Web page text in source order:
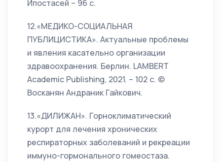
Ипостасей – 96 с.
12.«МЕДИКО-СОЦИАЛЬНАЯ
ПУБЛИЦИСТИКА». Актуальные проблемы
и явления касательно организации
здравоохранения. Берлин. LAMBERT
Academic Publishing, 2021. – 102 с. ©
Восканян Андраник Гайкович.
13.«ДИЛИЖАН». Горноклиматический
курорт для лечения хронических
респираторных заболеваний и рекреации
иммуно-гормонального гомеостаза.